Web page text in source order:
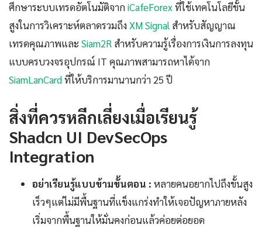
ศึกษาระบบเทรดอัตโนมัติจากiCafeForex ที่ใช้เทคโนโลยีขั้น
สูงในการวิเคราะห์ตลาดรวมถึง XM Signal สำหรับสัญญาณ
เทรดคุณภาพและ Siam2R สำหรับความรู้เรื่องการเงินการลงทุน
แบบครบวงจรอุปกรณ์ IT คุณภาพสามารถหาได้จาก
SiamLanCardที่ให้บริการมานานกว่า 25 ปี
สิ่งที่ควรหลีกเลี่ยงเมื่อเรียนรู้
Shadcn UI DevSecOps
Integration
อย่าเรียนรู้แบบข้ามขั้นตอน : หลายคนอยากไปถึงขั้นสูง
เร็วๆแต่ไม่มีพื้นฐานที่แข็งแกร่งทำให้เจอปัญหาภายหลัง
เริ่มจากพื้นฐานให้มั่นคงก่อนแล้วค่อยต่อยอด